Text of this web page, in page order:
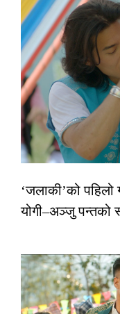
‘जलाकी’को पहिलो
योगी–अञ्जु पन्तको